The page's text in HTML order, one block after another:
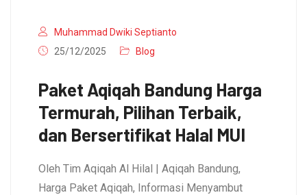
Muhammad Dwiki Septianto
25/12/2025
Blog
Paket Aqiqah Bandung Harga
Termurah, Pilihan Terbaik,
dan Bersertifikat Halal MUI
Oleh Tim Aqiqah Al Hilal | Aqiqah Bandung,
Harga Paket Aqiqah, Informasi Menyambut